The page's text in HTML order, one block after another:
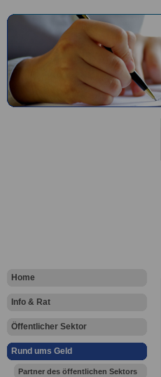
Home
Info & Rat
Öffentlicher Sektor
Rund ums Geld
Partner des öffentlichen Sektors